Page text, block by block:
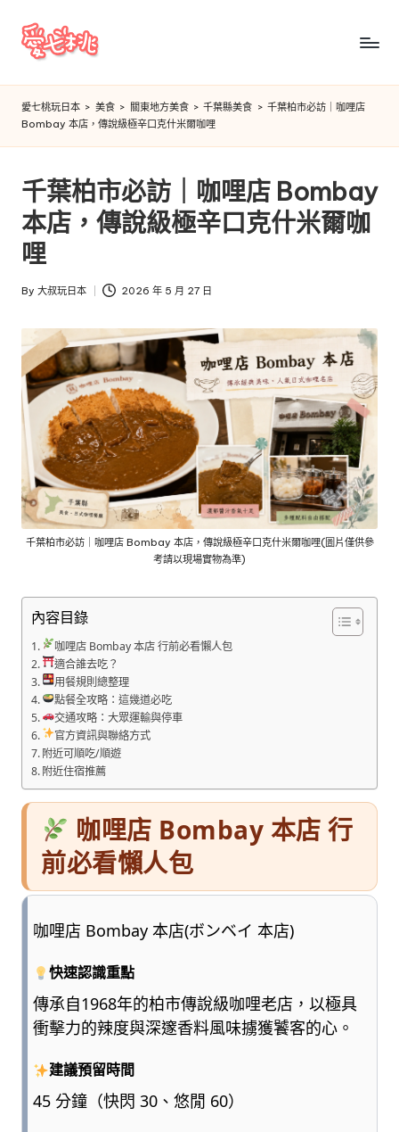
Skip
愛
七
桃
玩
日
本
愛七桃玩日本 > 美食 > 關東地方美食 > 千葉縣美食 > 千葉柏市必訪｜咖哩店
Bombay 本店，傳說級極辛口克什米爾咖哩
千葉柏市必訪｜咖哩店 Bombay
本店，傳說級極辛口克什米爾咖
哩
Posted
By 大叔玩日本 2026 年 5 月 27 日
千葉柏市必訪｜咖哩店 Bombay 本店，傳說級極辛口克什米爾咖哩(圖片僅供參
考請以現場實物為準)
內容目錄
咖哩店 Bombay 本店 行前必看懶人包
適合誰去吃？
用餐規則總整理
點餐全攻略：這幾道必吃
交通攻略：大眾運輸與停車
官方資訊與聯絡方式
附近可順吃/順遊
附近住宿推薦
咖哩店 Bombay 本店 行
前必看懶人包
咖哩店 Bombay 本店(ボンベイ 本店)
快速認識重點
傳承自1968年的柏市傳說級咖哩老店，以極具
衝擊力的辣度與深邃香料風味擄獲饕客的心。
建議預留時間
45 分鐘（快閃 30、悠閒 60）